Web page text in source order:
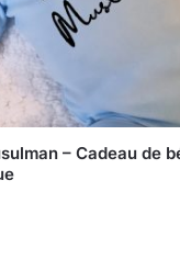
– Cadeau de